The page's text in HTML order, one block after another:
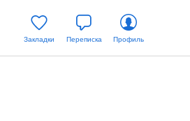
Закладки Переписка Профиль